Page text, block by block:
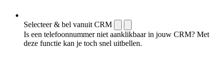
Selecteer & bel vanuit CRM
Is een telefoonnummer niet aanklikbaar in jouw CRM? Met
deze functie kan je toch snel uitbellen.